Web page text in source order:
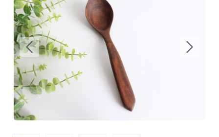
Фруктовниці
Вази
Фігури й статуетки
Догляд за виробами
Доставка та оплата